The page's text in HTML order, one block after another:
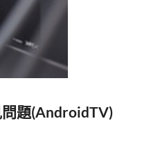
題(AndroidTV)